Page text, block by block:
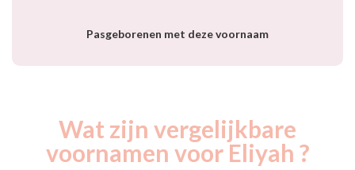
Pasgeborenen met deze voornaam
Wat zijn vergelijkbare
voornamen voor Eliyah ?